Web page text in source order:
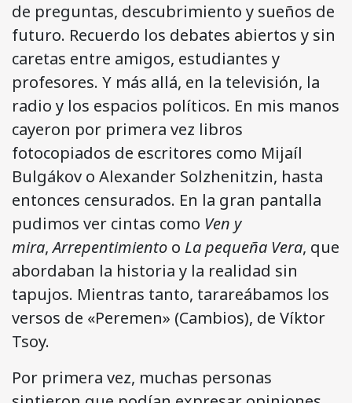
de preguntas, descubrimiento y sueños de
futuro. Recuerdo los debates abiertos y sin
caretas entre amigos, estudiantes y
profesores. Y más allá, en la televisión, la
radio y los espacios políticos. En mis manos
cayeron por primera vez libros
fotocopiados de escritores como Mijaíl
Bulgákov o Alexander Solzhenitzin, hasta
entonces censurados. En la gran pantalla
pudimos ver cintas como Ven y
mira,Arrepentimiento o La pequeña Vera, que
abordaban la historia y la realidad sin
tapujos. Mientras tanto, tarareábamos los
versos de «Peremen» (Cambios), de Víktor
Tsoy.
Por primera vez, muchas personas